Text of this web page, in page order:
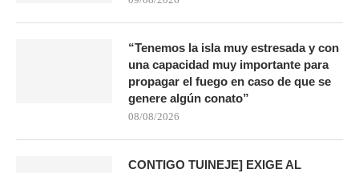
“Tenemos la isla muy estresada y con
una capacidad muy importante para
propagar el fuego en caso de que se
genere algún conato”
08/08/2026
CONTIGO TUINEJE] EXIGE AL